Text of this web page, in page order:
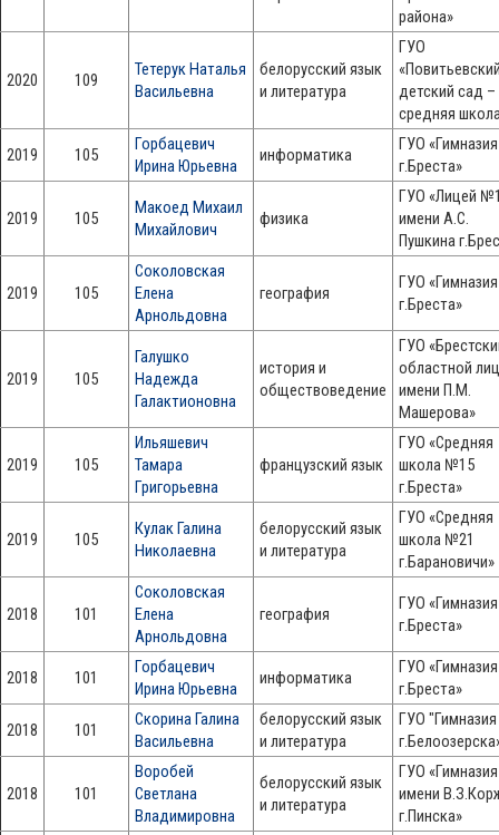
района»
2020 109
Тетерук Наталья
Васильевна
белорусский язык
и литература
ГУО
детский сад –
средняя
2019 105
Горбацевич
Ирина Юрьевна
информатика
ГУО
г.Бреста»
2019 105
Макоед Михаил
Михайлович
физика
ГУО «Лицей
имени А.С.
Пушкина
2019 105
Соколовская
Елена
Арнольдовна
география
ГУО
г.Бреста»
2019 105
Галушко
Надежда
Галактионовна
история и
обществоведение
ГУО
областной
имени П.М.
Машерова»
2019 105
Ильяшевич
Тамара
Григорьевна
французский язык
ГУО «Средняя
школа №15
г.Бреста»
2019 105
Кулак Галина
Николаевна
белорусский язык
и литература
ГУО «Средняя
школа №21
г.Барановичи»
2018 101
Соколовская
Елена
Арнольдовна
география
ГУО
г.Бреста»
2018 101
Горбацевич
Ирина Юрьевна
информатика
ГУО
г.Бреста»
2018 101
Скорина Галина
Васильевна
белорусский язык
и литература
ГУО "Гимназия
2018 101
Воробей
Светлана
Владимировна
белорусский язык
и литература
ГУО
имени
г.Пинска»